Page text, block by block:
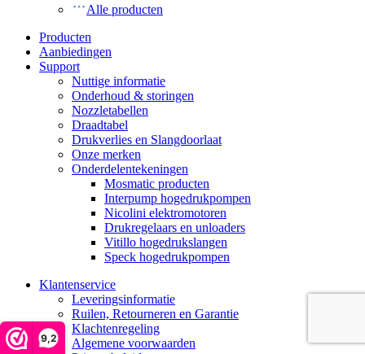
9,2
Alle producten
Producten
Aanbiedingen
Support
Nuttige informatie
Onderhoud & storingen
Nozzletabellen
Draadtabel
Drukverlies en Slangdoorlaat
Onze merken
Onderdelentekeningen
Mosmatic producten
Interpump hogedrukpompen
Nicolini elektromotoren
Drukregelaars en unloaders
Vitillo hogedrukslangen
Speck hogedrukpompen
Klantenservice
Leveringsinformatie
Ruilen, Retourneren en Garantie
Klachtenregeling
Algemene voorwaarden